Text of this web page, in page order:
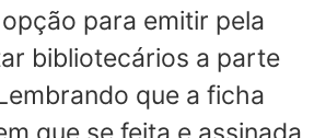
para emitir pela
bibliotecários a parte
que a ficha